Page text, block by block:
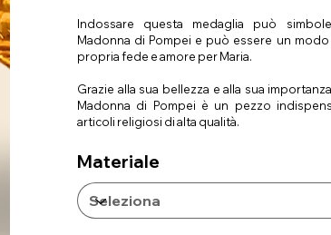
Indossare questa medaglia può
Madonna di Pompei e può essere un
propria fede e amore per Maria.
Grazie alla sua bellezza e alla sua
Madonna di Pompei è un pezzo
articoli religiosi di alta qualità.
Materiale